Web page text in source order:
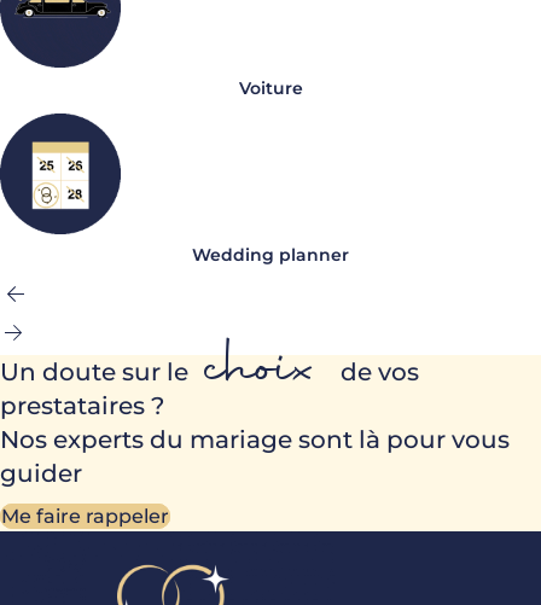
Voiture
Wedding planner
Un doute sur le choixde vos
prestataires ?
Nos experts du mariage sont là pour vous
guider
Me faire rappeler